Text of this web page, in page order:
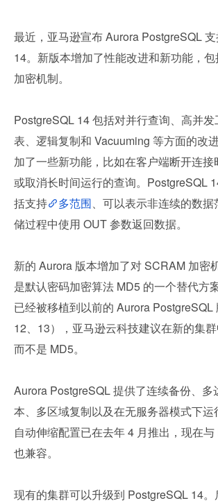
最近，亚马逊宣布 Aurora PostgreSQL
14。新版本增加了性能改进和新功能，
加密机制。
PostgreSQL 14 包括对并行查询、高并
表、逻辑复制和 Vacuuming 等方面的改
加了一些新功能，比如在客户端断开连
或取消长时间运行的查询。PostgreSQL
括支持
多范围、可以表示非连续的数
储过程中使用 OUT 参数返回数据。
新的 Aurora 版本增加了对 SCRAM 加密
是默认密码加密算法 MD5 的一个替代方
已经被移植到以前的 Aurora PostgreSQL
12、13），亚马逊云科技建议在新的集
而不是 MD5。
Aurora PostgreSQL 提供了连续备份、多
本、多区域复制以及在无服务器模式下运
自动伸缩配置已在去年 4 月推出，现在
也兼容。
现有的集群可以升级到 PostgreSQL 14